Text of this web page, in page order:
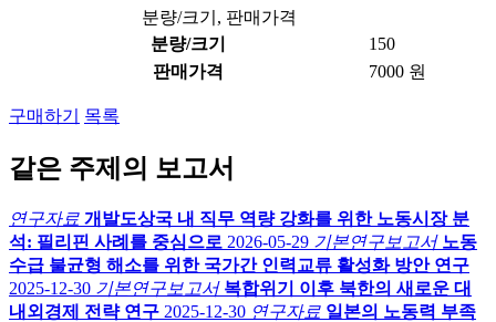
분량/크기, 판매가격
분량/크기
150
판매가격
7000 원
구매하기 목록
같은 주제의 보고서
연구자료 개발도상국 내 직무 역량 강화를 위한 노동시장 분
석: 필리핀 사례를 중심으로 2026-05-29 기본연구보고서 노동
수급 불균형 해소를 위한 국가간 인력교류 활성화 방안 연구
2025-12-30 기본연구보고서 복합위기 이후 북한의 새로운 대
내외경제 전략 연구 2025-12-30 연구자료 일본의 노동력 부족